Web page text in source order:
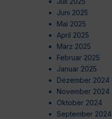
Juni 2025
Mai 2025
April 2025
März 2025
Februar 2025
Januar 2025
Dezember 2024
November 2024
Oktober 2024
September 2024